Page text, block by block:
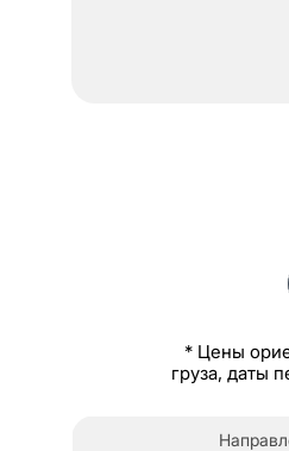
* Цены
груза, даты